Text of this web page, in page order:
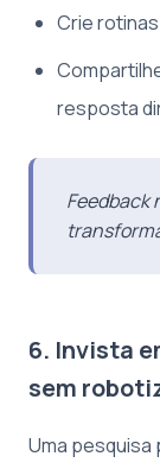
Crie
resposta
Feedback
6. Invista
sem
Uma pesquisa